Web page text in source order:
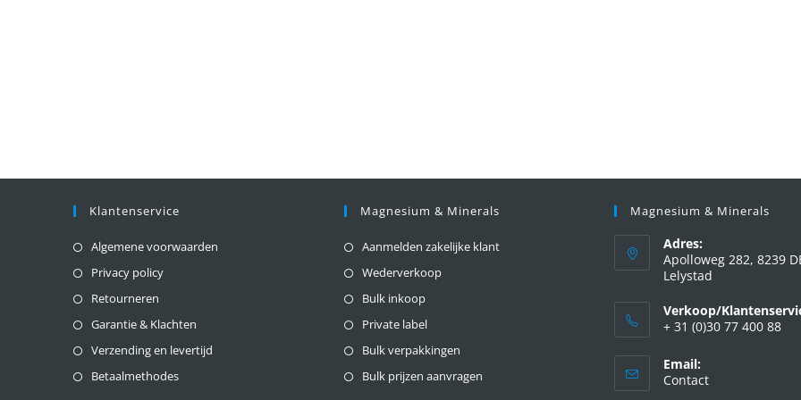
Klantenservice
Algemene voorwaarden
Privacy policy
Retourneren
Garantie & Klachten
Verzending en levertijd
Betaalmethodes
Magnesium & Minerals
Aanmelden zakelijke klant
Wederverkoop
Bulk inkoop
Private label
Bulk verpakkingen
Bulk prijzen aanvragen
Magnesium & Minerals
Adres:
Apolloweg 282, 8239
Lelystad
Verkoop/
+ 31 (0)30 77 400 88
Email:
Contact